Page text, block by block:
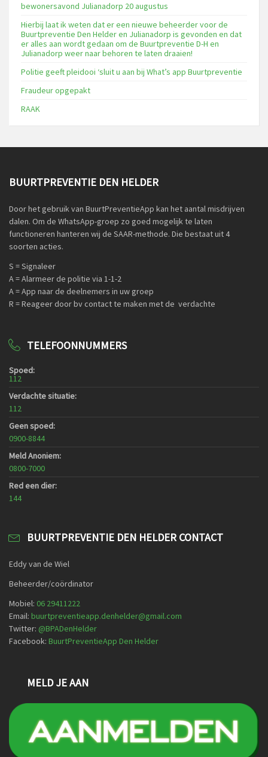
bewonersavond Julianadorp 20 augustus
Hierbij laat ik weten dat er een nieuwe beheerder voor de
Buurtpreventie Den Helder en Julianadorp is gevonden en dat
er alles aan wordt gedaan om de Buurtpreventie D-H en
Julianadorp weer naar behoren te laten draaien!
Politie geeft pleidooi ‘sluit u aan bij What’s app Buurtpreventie
Fraudeur opgepakt
RAAK
BUURTPREVENTIE DEN HELDER
Door het gebruik van BuurtPreventieApp kan het aantal misdrijven
dalen. Om de WhatsApp-groep zo goed mogelijk te laten
functioneren hanteren wij de SAAR-methode. Die bestaat uit 4
soorten acties.
S = Signaleer
A = Alarmeer de politie via 1-1-2
A = App naar de deelnemers in uw groep
R = Reageer door bv contact te maken met de verdachte
TELEFOONNUMMERS
Spoed:
112
Verdachte situatie:
112
Geen spoed:
0900-8844
Meld Anoniem:
0800-7000
Red een dier:
144
BUURTPREVENTIE DEN HELDER CONTACT
Eddy van de Wiel
Beheerder/coördinator
Mobiel: 06 29411222
Email: buurtpreventieapp.denhelder@gmail.com
Twitter: @BPADenHelder
Facebook: BuurtPreventieApp Den Helder
MELD JE AAN